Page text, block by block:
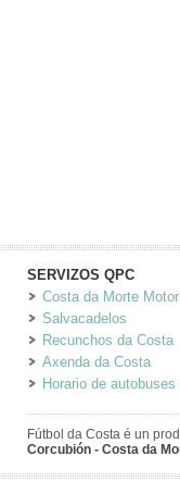
SERVIZOS QPC
Costa da Morte Motor
Salvacadelos
Recunchos da Costa
Axenda da Costa
Horario de
Fútbol da Costa é un
Corcubión - Costa da